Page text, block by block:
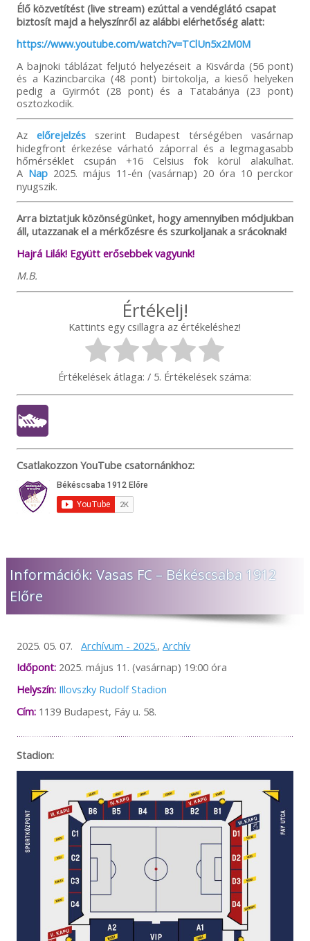
Élő közvetítést (live stream) ezúttal a vendéglátó csapat
biztosít majd a helyszínről az alábbi elérhetőség alatt:
https://www.youtube.com/watch?v=TClUn5x2M0M
A bajnoki táblázat feljutó helyezéseit a Kisvárda (56 pont)
és a Kazincbarcika (48 pont) birtokolja, a kieső helyeken
pedig a Gyirmót (28 pont) és a Tatabánya (23 pont)
osztozkodik.
Az előrejelzésszerint Budapest térségében vasárnap
hidegfront érkezése várható záporral és a legmagasabb
hőmérséklet csupán +16 Celsius fok körül alakulhat.
A Nap2025. május 11-én (vasárnap) 20 óra 10 perckor
nyugszik.
Arra biztatjuk közönségünket, hogy amennyiben módjukban
áll, utazzanak el a mérkőzésre és szurkoljanak a srácoknak!
Hajrá Lilák! Együtt erősebbek vagyunk!
M.B.
Értékelj!
Kattints egy csillagra az értékeléshez!
Értékelések átlaga:/ 5. Értékelések száma:
Csatlakozzon YouTube csatornánkhoz:
Információk: Vasas FC – Békéscsaba 1912
Előre
2025. 05. 07. Archívum - 2025., Archív
Időpont:2025. május 11. (vasárnap) 19:00 óra
Helyszín: Illovszky Rudolf Stadion
Cím:1139 Budapest, Fáy u. 58.
Stadion: